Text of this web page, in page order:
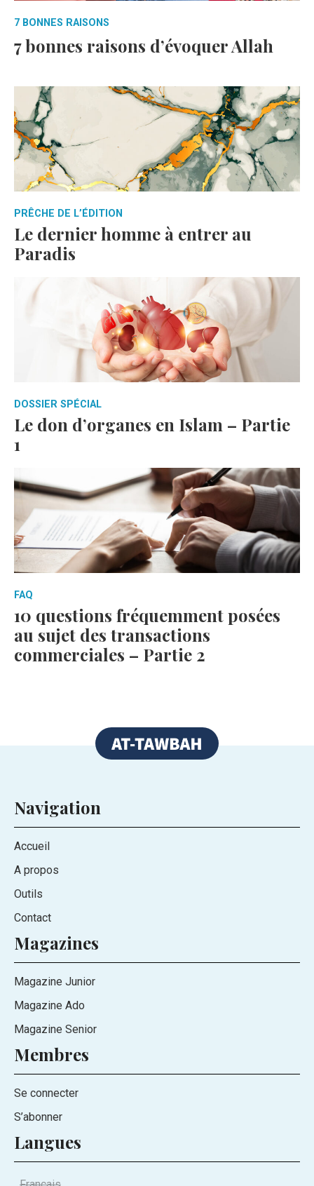
7 BONNES RAISONS
7 bonnes raisons d’évoquer Allah
PRÊCHE DE L’ÉDITION
Le dernier homme à entrer au
Paradis
DOSSIER SPÉCIAL
Le don d’organes en Islam – Partie
1
FAQ
10 questions fréquemment posées
au sujet des transactions
commerciales – Partie 2
Navigation
Accueil
A propos
Outils
Contact
Magazines
Magazine Junior
Magazine Ado
Magazine Senior
Membres
Se connecter
S’abonner
Langues